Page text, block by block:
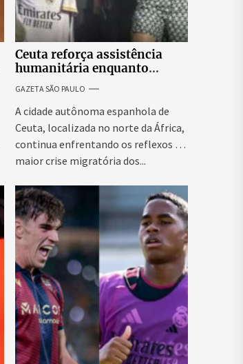
Ceuta reforça assistência
humanitária enquanto
Espanha busca evitar nova
onda migratória
GAZETA SÃO PAULO
A cidade autônoma espanhola de
Ceuta, localizada no norte da África,
continua enfrentando os reflexos da
maior crise migratória dos...